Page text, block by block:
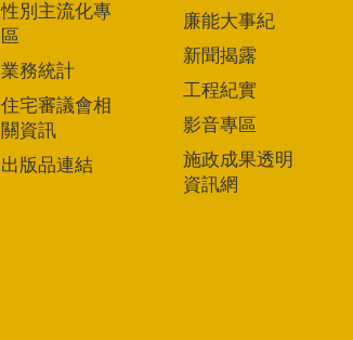
性別主流化專
區
業務統計
住宅審議會相
關資訊
出版品連結
廉能大事紀
新聞揭露
工程紀實
影音專區
施政成果透明
資訊網